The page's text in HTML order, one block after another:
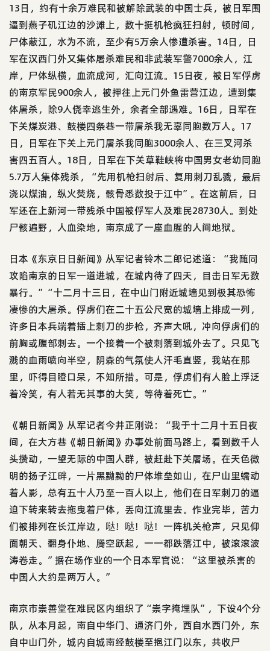
13日，约有十余万难民和被解除武装的中国士兵，被日军围
逼到燕子矶江边的沙滩上，数十挺机枪疯狂扫射，顿时间，
尸体蔽江，水为不流，至少有5万余人惨遭杀害。14日，日
军在汉西门外又集体屠杀难民和非武装军警7000余人，江
岸，尸体纵横，血流成河，汇向江流。15日夜，被日军俘虏
的南京军民900余人，被押往上元门外鱼雷营江边，遭到集
体屠杀，除9人侥幸逃生外，余者全部遇难。16日，日军在
下关煤炭港、鼓楼四条巷一带屠杀我无辜同胞数万人。17
日，日军在下关上元门屠杀我同胞3000余人、在三叉河杀
害四五百人。18日，日军在下关草鞋峡将中国男女老幼同胞
5.7万人集体残杀，“先用机枪扫射后、复用刺刀乱戮，最后
浇以煤油，纵火焚烧，骸骨悉数投于江中”。在这前后，日
军还在上新河一带残杀中国被俘军人及难民28730人。到处
尸骸遍野，人血染地，南京成了一座血腥的人间地狱。
日本《东京日日新闻》从军记者铃木二郎记述道：“我随同
攻陷南京的日军一道进城，在城内待了四天，目击日军无数
暴行。”“十二月十三日，在中山门附近城墙见到极其恐怖
凄惨的大屠杀。俘虏们在二十五公尺宽的城墙上排成一列，
许多日本兵端着插上刺刀的步枪，齐声大吼，冲向俘虏们的
前胸或腹部刺去。一个接着一个被刺落到城外去了。只见飞
溅的血雨喷向半空，阴森的气氛使人汗毛直竖，我站在那
里，吓得目瞪口呆，不知所措。可是，俘虏们有人脸上浮泛
着冷笑，有人若无其事的大笑，等待着死亡。”
《朝日新闻》从军记者今井正刚说：“我于十二月十五日夜
间，在大方巷《朝日新闻》办事处前面马路上，看到数千人
头攒动，一望无际的中国人群，被赶赴下关屠场。在天色微
明的扬子江畔，一片黑黝黝的尸体堆垒如山，在尸山里蠕动
着人影，总有五十人乃至一百人以上，他们在日军刺刀的逼
迫下转来转去拖曳着尸体，丢向江流里去。作业完毕，苦力
们被排列在长江岸边，哒！哒！哒！一阵机关枪声，只见仰
面朝天、翻身仆地、腾空跃起，一一都跌落江中，被滚滚波
涛卷走。”据在场作业的一个日本军官说：“这里被杀害的
中国人大约是两万人。”
南京市崇善堂在难民区内组织了“崇字掩埋队”，下设4个分
队，从本月起，南自中华门、通济门外，西自水西门外，东
自中山门外，城内自城南经鼓楼至挹江门以东，共收尸